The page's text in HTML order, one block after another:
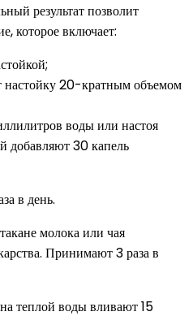
результат позволит
которое включает:
настойку 20-кратным объемом
воды или настоя
добавляют 30 капель
в день.
молока или чая
Принимают 3 раза в
теплой воды вливают 15